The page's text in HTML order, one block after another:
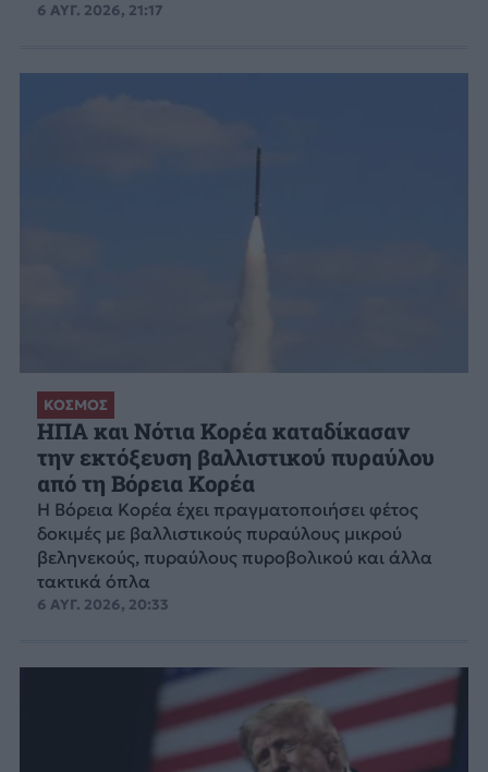
6 ΑΥΓ. 2026, 21:17
ΚΟΣΜΟΣ
ΗΠΑ και Νότια Κορέα καταδίκασαν
την εκτόξευση βαλλιστικού πυραύλου
από τη Βόρεια Κορέα
Η Βόρεια Κορέα έχει πραγματοποιήσει φέτος
δοκιμές με βαλλιστικούς πυραύλους μικρού
βεληνεκούς, πυραύλους πυροβολικού και άλλα
τακτικά όπλα
6 ΑΥΓ. 2026, 20:33